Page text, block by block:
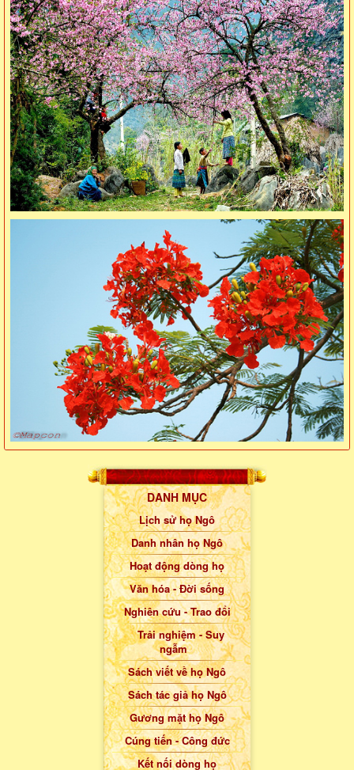
DANH MỤC
Lịch sử họ Ngô
Danh nhân họ Ngô
Hoạt động dòng họ
Văn hóa - Đời sống
Nghiên cứu - Trao đổi
Trải nghiệm - Suy
ngẫm
Sách viết về họ Ngô
Sách tác giả họ Ngô
Gương mặt họ Ngô
Cúng tiến - Công đức
Kết nối dòng họ